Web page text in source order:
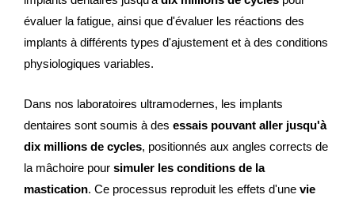
évaluer la fatigue, ainsi que d'évaluer les réactions des
implants à différents types d'ajustement et à des conditions
physiologiques variables.
Dans nos laboratoires ultramodernes, les implants
dentaires sont soumis à des essais pouvant aller jusqu'à
dix millions de cycles, positionnés aux angles corrects de
la mâchoire pour simuler les conditions de la
mastication. Ce processus reproduit les effets d'une vie